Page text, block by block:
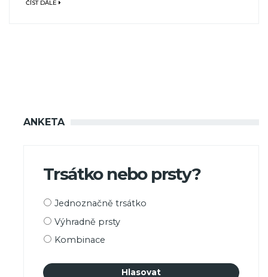
ČÍST DÁLE
ANKETA
Trsátko nebo prsty?
Možnosti
Jednoznačně trsátko
Výhradně prsty
Kombinace